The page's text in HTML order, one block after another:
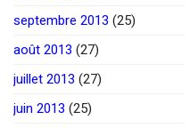
septembre 2013 (25)
août 2013 (27)
juillet 2013 (27)
juin 2013 (25)